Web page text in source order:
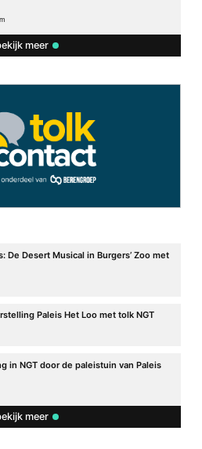
meer
De Desert Musical in Burgers’ Zoo met
Paleis Het Loo met tolk NGT
in NGT door de paleistuin van Paleis
meer